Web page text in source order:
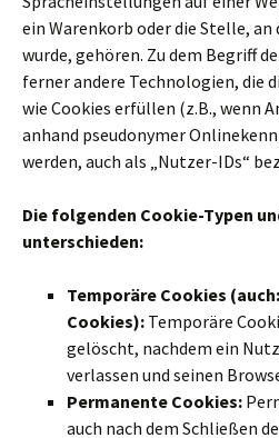
ein Warenkorb oder die Stelle, an
wurde, gehören. Zu dem Begriff
ferner andere Technologien, die
wie Cookies erfüllen (z.B., wenn
anhand pseudonymer
werden, auch als „Nutzer-IDs“
Die folgenden Cookie-Typen
unterschieden:
Temporäre Cookies
Cookies): Temporäre
gelöscht, nachdem ein
verlassen und seinen
Permanente Cookies:
auch nach dem Schließen